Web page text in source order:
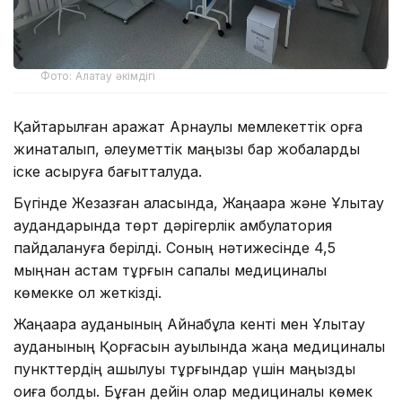
Фото: Алатау әкімдігі
Қайтарылған қаражат Арнаулы мемлекеттік қорға
жинақталып, әлеуметтік маңызы бар жобаларды
іске асыруға бағытталуда.
Бүгінде Жезқазған қаласында, Жаңаарқа және Ұлытау
аудандарында төрт дәрігерлік амбулатория
пайдалануға берілді. Соның нәтижесінде 4,5
мыңнан астам тұрғын сапалы медициналық
көмекке қол жеткізді.
Жаңаарқа ауданының Айнабұлақ кенті мен Ұлытау
ауданының Қорғасын ауылында жаңа медициналық
пункттердің ашылуы тұрғындар үшін маңызды
оқиға болды. Бұған дейін олар медициналық көмек